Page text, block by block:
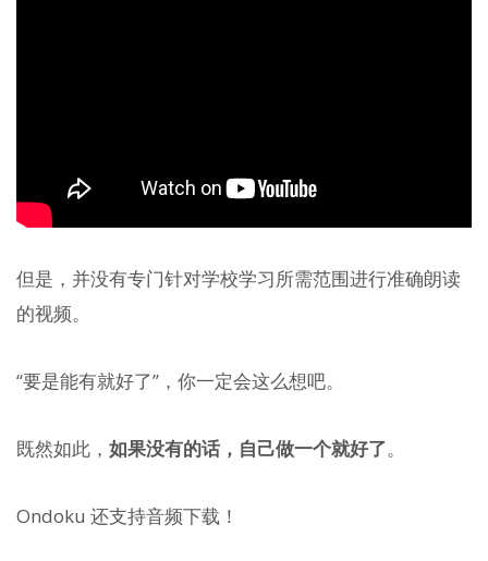
但是，并没有专门针对学校学习所需范围进行准确朗读
的视频。
“要是能有就好了”，你一定会这么想吧。
既然如此， 如果没有的话，自己做一个就好了。
Ondoku 还支持音频下载！